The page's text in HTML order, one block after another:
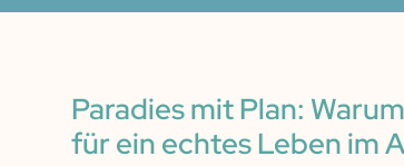
Paradies mit Plan:
für ein echtes Leben im